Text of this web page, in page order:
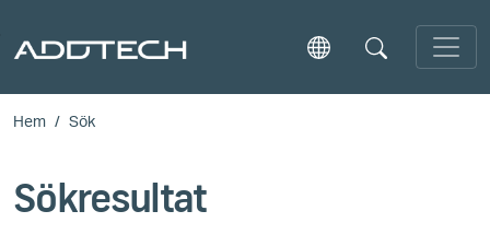
Skip to main content
Hem Sök
Sökresultat